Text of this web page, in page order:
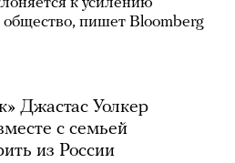
общество, пишет Bloomberg
Джастас Уолкер
с семьей
из России